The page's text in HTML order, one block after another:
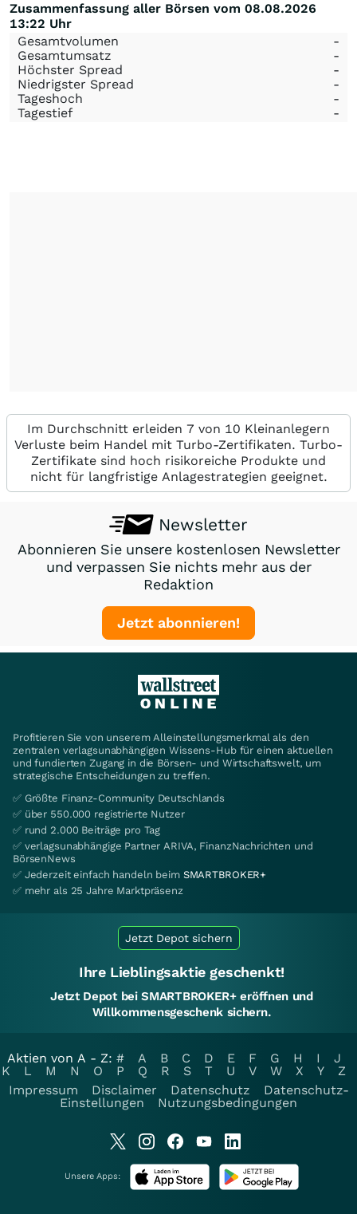
Zusammenfassung aller Börsen vom 08.08.2026
13:22 Uhr
Gesamtvolumen
-
Gesamtumsatz
-
Höchster Spread
-
Niedrigster Spread
-
Tageshoch
-
Tagestief
-
Im Durchschnitt erleiden 7 von 10 Kleinanlegern
Verluste beim Handel mit Turbo-Zertifikaten. Turbo-
Zertifikate sind hoch risikoreiche Produkte und
nicht für langfristige Anlagestrategien geeignet.
Newsletter
Abonnieren Sie unsere kostenlosen Newsletter
und verpassen Sie nichts mehr aus der
Redaktion
Jetzt abonnieren!
Profitieren Sie von unserem Alleinstellungsmerkmal als den
zentralen verlagsunabhängigen Wissens-Hub für einen aktuellen
und fundierten Zugang in die Börsen- und Wirtschaftswelt, um
strategische Entscheidungen zu treffen.
✅ Größte Finanz-Community Deutschlands
✅ über 550.000 registrierte Nutzer
✅ rund 2.000 Beiträge pro Tag
✅ verlagsunabhängige Partner ARIVA, FinanzNachrichten und
BörsenNews
✅ Jederzeit einfach handeln beim SMARTBROKER+
✅ mehr als 25 Jahre Marktpräsenz
Jetzt Depot sichern
Ihre Lieblingsaktie geschenkt!
Jetzt Depot bei SMARTBROKER+ eröffnen und
Willkommensgeschenk sichern.
Aktien von A - Z: # A B C D E F G H I
J
K
L M N O P Q R S T U V W X Y
Z
Impressum
Disclaimer Datenschutz
Datenschutz-
Einstellungen
Nutzungsbedingungen
Unsere Apps: